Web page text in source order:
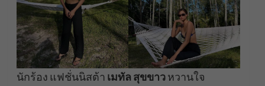
นักร้อง แฟชั่นนิสต้า เมทัล สุขขาวหวานใจ